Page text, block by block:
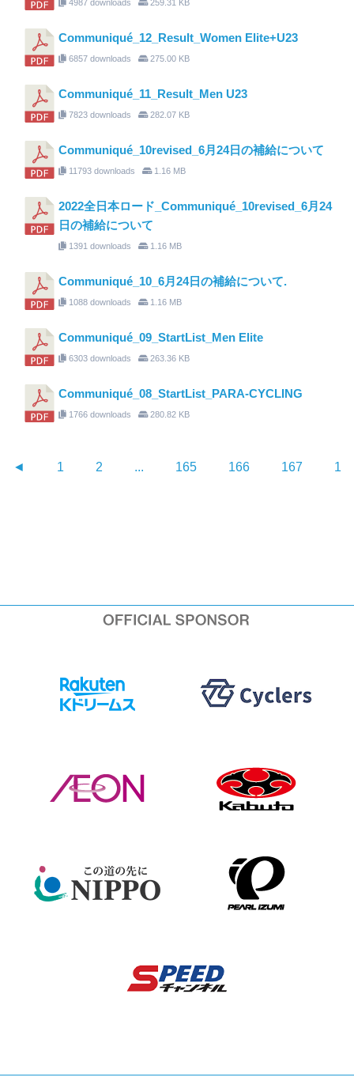
4987 downloads 259.31 KB
Communiqué_12_Result_Women Elite+U23
6857 downloads 275.00 KB
Communiqué_11_Result_Men U23
7823 downloads 282.07 KB
Communiqué_10revised_6月24日の補給について
11793 downloads 1.16 MB
2022全日本ロード_Communiqué_10revised_6月24
日の補給について
1391 downloads 1.16 MB
Communiqué_10_6月24日の補給について.
1088 downloads 1.16 MB
Communiqué_09_StartList_Men Elite
6303 downloads 263.36 KB
Communiqué_08_StartList_PARA-CYCLING
1766 downloads 280.82 KB
◄ 1 2 ... 165 166 167